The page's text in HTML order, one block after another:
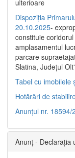
ulterioare
Dispoziția
20.10.2025-
constituie
amplasamentul
parcare
Slatina, Județul
Tabel cu imobilele
Hotărâri de
Anunțul nr. 18594/
Anunț - Declarația